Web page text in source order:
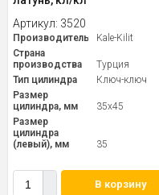
Артикул: 3520
Производитель
Kale-Kilit
Страна
производства
Турция
Тип цилиндра
Ключ-ключ
Размер
цилиндра, мм
35x45
Размер
цилиндра
(левый), мм
35
В корзину